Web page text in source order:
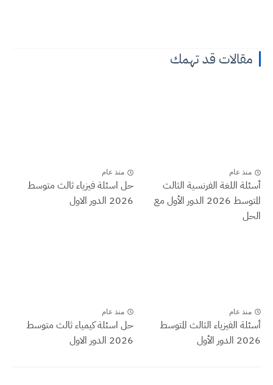
مقالات قد تهمك
منذ عام
أسئلة اللغة الفرنسية الثالث
المتوسط 2026 الدور الأول مع
الحل
منذ عام
حل اسئلة فيزياء ثالث متوسط
2026 الدور الاول
منذ عام
أسئلة الفيزياء الثالث المتوسط
2026 الدور الأول
منذ عام
حل اسئلة كيمياء ثالث متوسط
2026 الدور الاول